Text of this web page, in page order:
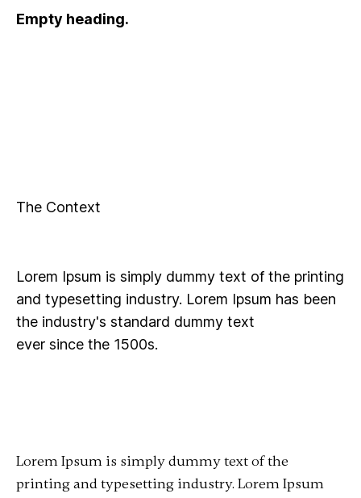
Empty heading.
The Context
Lorem Ipsum is simply dummy text of the printing
and typesetting industry. Lorem Ipsum has been
the industry's standard dummy text
ever since the 1500s.
Lorem Ipsum is simply dummy text of the
printing and typesetting industry. Lorem Ipsum